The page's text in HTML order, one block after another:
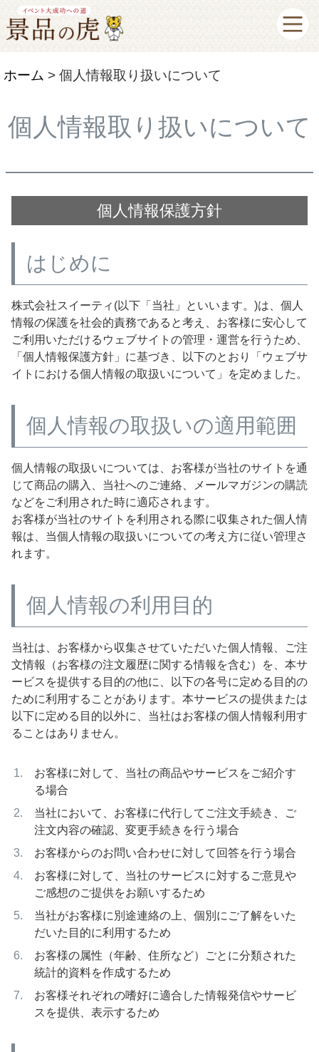
ホーム 個人情報取り扱いについて
個人情報取り扱いについて
個人情報保護方針
はじめに
株式会社スイーティ(以下「当社」といいます。)は、個人
情報の保護を社会的責務であると考え、お客様に安心して
ご利用いただけるウェブサイトの管理・運営を行うため、
「個人情報保護方針」に基づき、以下のとおり「ウェブサ
イトにおける個人情報の取扱いについて」を定めました。
個人情報の取扱いの適用範囲
個人情報の取扱いについては、お客様が当社のサイトを通
じて商品の購入、当社へのご連絡、メールマガジンの購読
などをご利用された時に適応されます。
お客様が当社のサイトを利用される際に収集された個人情
報は、当個人情報の取扱いについての考え方に従い管理さ
れます。
個人情報の利用目的
当社は、お客様から収集させていただいた個人情報、ご注
文情報（お客様の注文履歴に関する情報を含む）を、本サ
ービスを提供する目的の他に、以下の各号に定める目的の
ために利用することがあります。本サービスの提供または
以下に定める目的以外に、当社はお客様の個人情報利用す
ることはありません。
お客様に対して、当社の商品やサービスをご紹介す
る場合
当社において、お客様に代行してご注文手続き、ご
注文内容の確認、変更手続きを行う場合
お客様からのお問い合わせに対して回答を行う場合
お客様に対して、当社のサービスに対するご意見や
ご感想のご提供をお願いするため
当社がお客様に別途連絡の上、個別にご了解をいた
だいた目的に利用するため
お客様の属性（年齢、住所など）ごとに分類された
統計的資料を作成するため
お客様それぞれの嗜好に適合した情報発信やサービ
スを提供、表示するため